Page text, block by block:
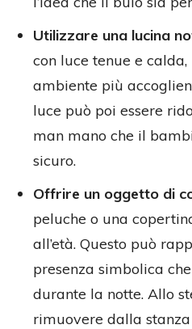
Utilizzare una lucina
con luce tenue e
ambiente più
luce può poi essere
man mano che il
sicuro.
Offrire un oggetto di
peluche o una
all’età. Questo può
presenza simbolica
durante la notte. Allo
rimuovere dalla